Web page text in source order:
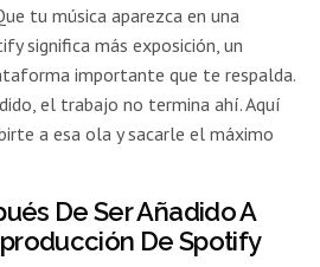
tu música aparezca en una
significa más exposición, un
importante que te respalda.
el trabajo no termina ahí. Aquí
a esa ola y sacarle el máximo
De Ser Añadido A
De Spotify